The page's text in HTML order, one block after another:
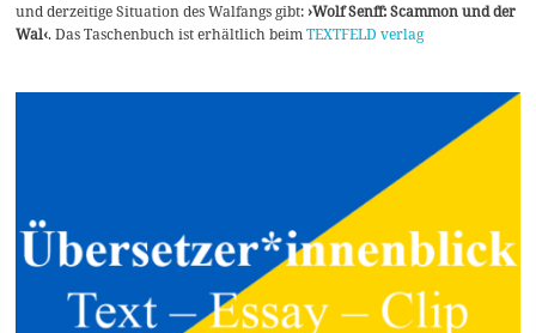
und derzeitige Situation des Walfangs gibt:›Wolf Senff: Scammon und der
Wal‹. Das Taschenbuch ist erhältlich beimTEXTFELD verlag